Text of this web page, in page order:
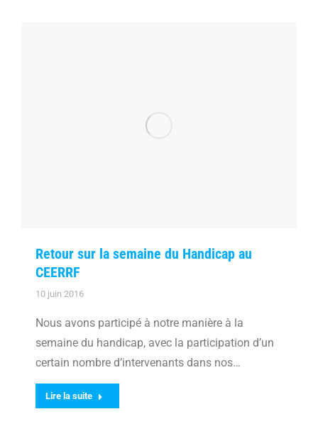
Retour sur la semaine du Handicap au
CEERRF
10 juin 2016
Nous avons participé à notre manière à la
semaine du handicap, avec la participation d’un
certain nombre d’intervenants dans nos…
Lire la suite